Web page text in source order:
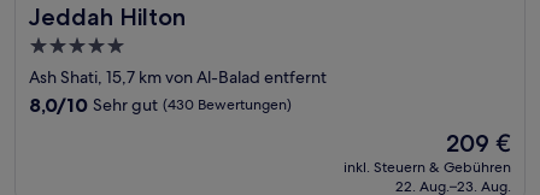
Jeddah Hilton
Jeddah Hilton
5.0-
Sterne-
Unterkunft
Ash Shati, 15,7 km von Al-Balad entfernt
8.0
8,0/10 Sehr gut (430 Bewertungen)
Der
Preis
beträgt
209 €
inkl. Steuern & Gebühren
22. Aug.–23. Aug.